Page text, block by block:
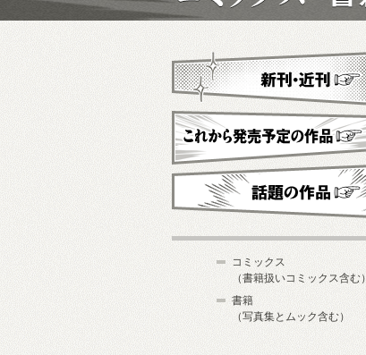
新刊・近刊
これから発売予定
コミックス
（書籍扱いコミックス含む）
書籍
（写真集とムック含む）